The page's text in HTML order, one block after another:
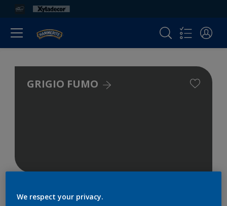
GRIGIO FUMO
We respect your privacy.